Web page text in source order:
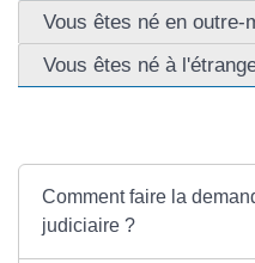
Vous êtes né en outre-
Vous êtes né à
Comment faire la
judiciaire ?